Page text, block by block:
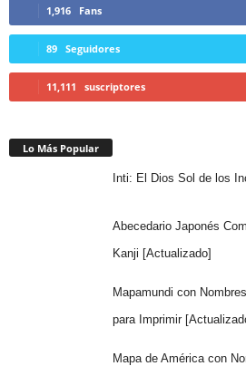
1,916 Fans
89 Seguidores
11,111 suscriptores
Lo Más Popular
Inti: El Dios Sol de los
Abecedario Japonés
Kanji [Actualizado]
Mapamundi con
para Imprimir
Mapa de América con